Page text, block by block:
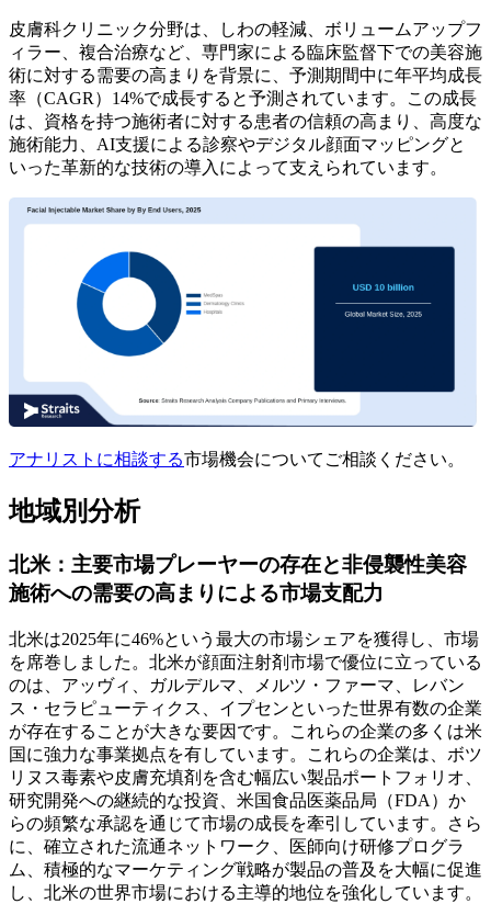
皮膚科クリニック分野は、しわの軽減、ボリュームアップフ
ィラー、複合治療など、専門家による臨床監督下での美容施
術に対する需要の高まりを背景に、予測期間中に年平均成長
率（CAGR）14%で成長すると予測されています。この成長
は、資格を持つ施術者に対する患者の信頼の高まり、高度な
施術能力、AI支援による診察やデジタル顔面マッピングと
いった革新的な技術の導入によって支えられています。
アナリストに相談する市場機会についてご相談ください。
地域別分析
北米：主要市場プレーヤーの存在と非侵襲性美容
施術への需要の高まりによる市場支配力
北米は2025年に46%という最大の市場シェアを獲得し、市場
を席巻しました。北米が顔面注射剤市場で優位に立っている
のは、アッヴィ、ガルデルマ、メルツ・ファーマ、レバン
ス・セラピューティクス、イプセンといった世界有数の企業
が存在することが大きな要因です。これらの企業の多くは米
国に強力な事業拠点を有しています。これらの企業は、ボツ
リヌス毒素や皮膚充填剤を含む幅広い製品ポートフォリオ、
研究開発への継続的な投資、米国食品医薬品局（FDA）か
らの頻繁な承認を通じて市場の成長を牽引しています。さら
に、確立された流通ネットワーク、医師向け研修プログラ
ム、積極的なマーケティング戦略が製品の普及を大幅に促進
し、北米の世界市場における主導的地位を強化しています。